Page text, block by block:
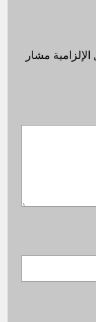
الإلزامية مشار